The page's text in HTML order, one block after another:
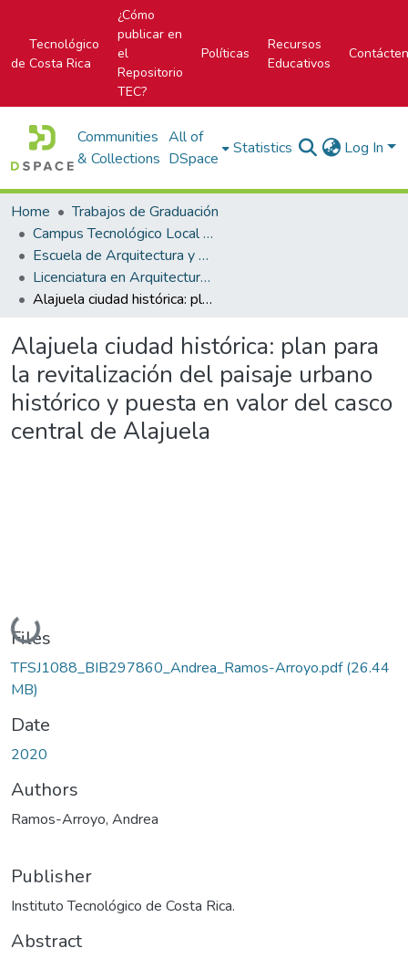
Tecnológico
de Costa Rica
¿Cómo
publicar en
el
Repositorio
TEC?
Políticas
Recursos
Educativos
Communities
& Collections
All of
DSpace
Statistics Log In
Home
Trabajos de Graduación
Campus Tecnológico Local San José
Escuela de Arquitectura y Urbanismo
Licenciatura en Arquitectura y Urbanismo
Alajuela ciudad histórica: plan para la revitalización del paisaje urbano histórico y puesta en valor del casco central de Alajuela
Alajuela ciudad histórica: plan para
la revitalización del paisaje urbano
histórico y puesta en valor del casco
central de Alajuela
Loading...
Files
TFSJ1088_BIB297860_Andrea_Ramos-Arroyo.pdf(26.44
MB)
Date
2020
Authors
Ramos-Arroyo, Andrea
Publisher
Instituto Tecnológico de Costa Rica.
Abstract